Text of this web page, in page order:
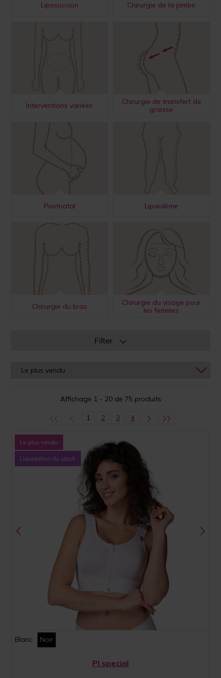
Liposuccion Chirurgie de la jambe
Interventions variées
Chirurgie de transfert de
graisse
Postnatal Lipœdème
Chirurgie du bras
Chirurgie du visage pour
les femmes
Filter
Affichage 1 - 20 de 75 produits
1 2 3 4
Blanc Noir
PI special